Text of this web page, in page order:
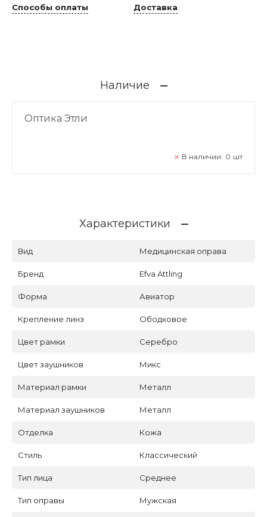
Способы оплаты Доставка
Наличие
Оптика Этли
В наличии: 0 шт
Характеристики
Вид Медицинская оправа
Бренд Efva Attling
Форма Авиатор
Крепление линз Ободковое
Цвет рамки Серебро
Цвет заушников Микс
Материал рамки Металл
Материал заушников Металл
Отделка Кожа
Стиль Классический
Тип лица Среднее
Тип оправы Мужская